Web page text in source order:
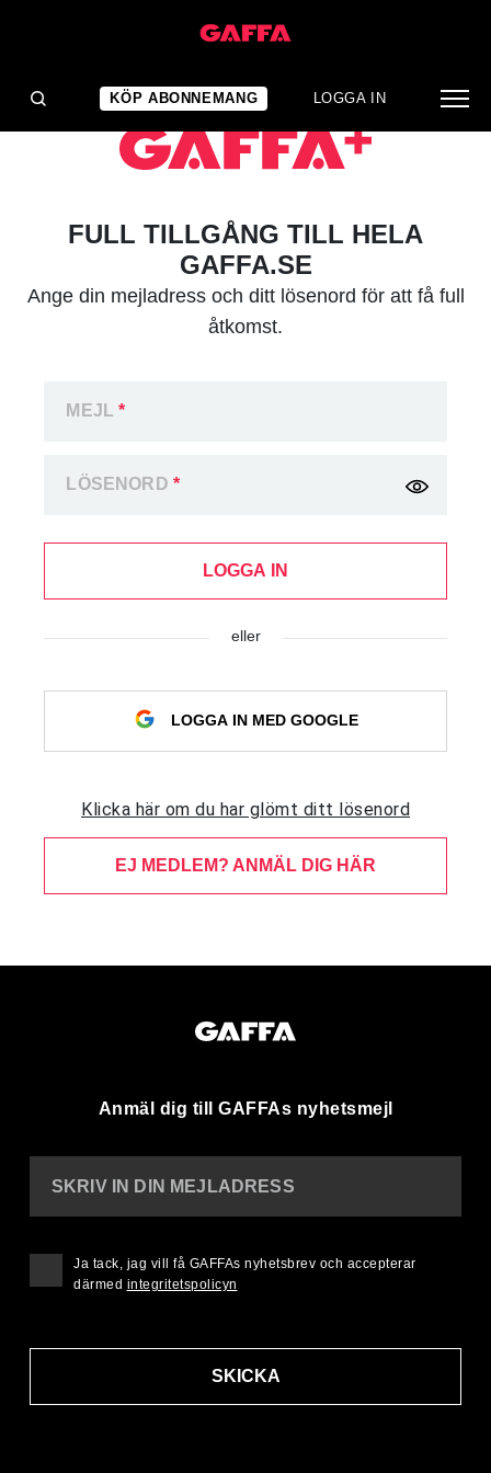
KÖP ABONNEMANG LOGGA IN
FULL TILLGÅNG TILL HELA
GAFFA.SE
Ange din mejladress och ditt lösenord för att få full
åtkomst.
MEJL*
LÖSENORD *
LOGGA IN
eller
LOGGA IN MED GOOGLE
Klicka här om du har glömt ditt lösenord
EJ MEDLEM? ANMÄL DIG HÄR
Anmäl dig till GAFFAs nyhetsmejl
SKRIV IN DIN MEJLADRESS
SKICKA
Ja tack, jag vill få GAFFAs nyhetsbrev och accepterar
därmed integritetspolicyn